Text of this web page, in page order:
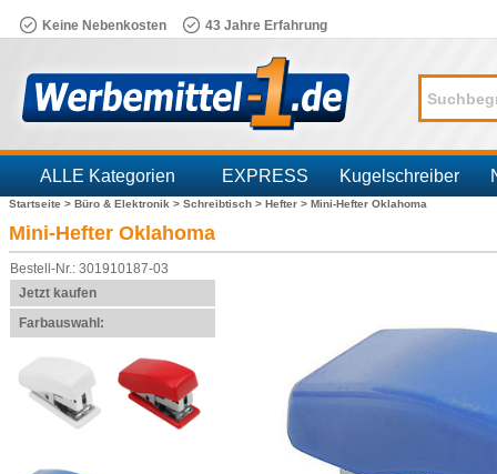
Keine Nebenkosten 43 Jahre Erfahrung
ALLE Kategorien EXPRESS Kugelschreiber
Branchen
Startseite > Büro & Elektronik > Schreibtisch > Hefter > Mini-Hefter Oklahoma
Mini-Hefter Oklahoma
Bestell-Nr.: 301910187-03
Jetzt kaufen
Farbauswahl: